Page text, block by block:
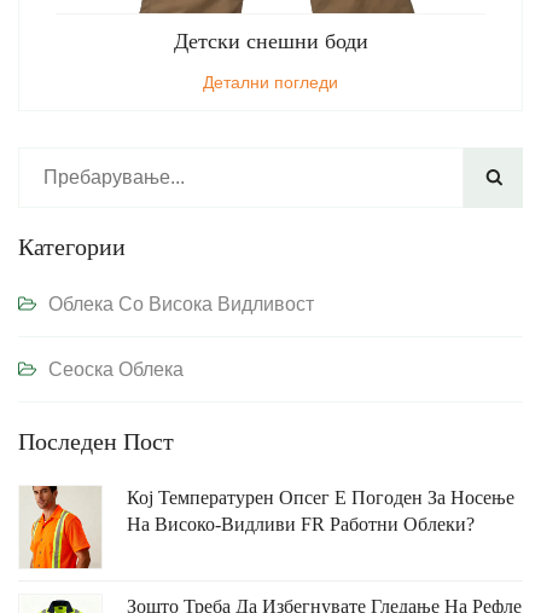
Детски снешни боди
Детални погледи

Категории
Облека Со Висока Видливост
Сеоска Облека
Последен Пост
Кој Температурен Опсег Е Погоден За Носење
На Високо-Видливи FR Работни Облеки?
Зошто Треба Да Избегнувате Гледање На Рефле